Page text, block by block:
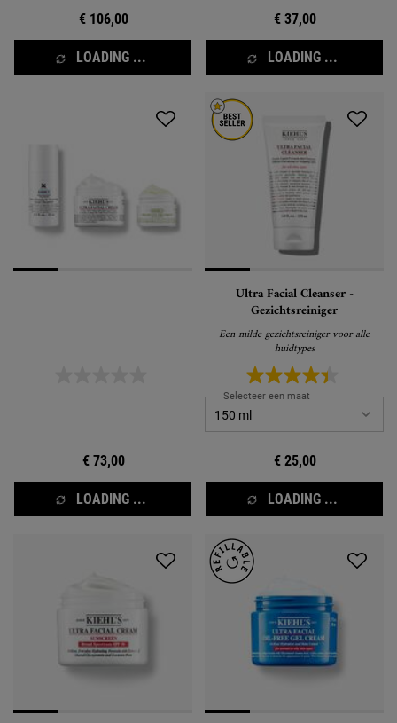
€ 106,00
LOADING ...
€ 37,00
LOADING ...
€ 73,00
LOADING ...
Ultra Facial Cleanser -
Gezichtsreiniger
Een milde gezichtsreiniger voor alle
huidtypes
Selecteer een maat
€ 25,00
LOADING ...